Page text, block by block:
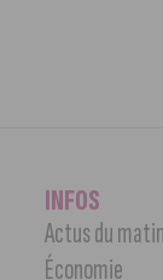
INFOS
Actus du
Économie